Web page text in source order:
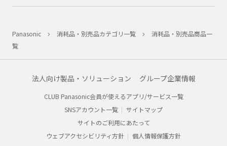
Panasonic 消耗品・別売品カテゴリ一覧
消耗品・別売品商品一
覧
法人向け製品・ソリューション グループ企業情報
CLUB Panasonic会員が使えるアプリ/サービス一覧
SNSアカウント一覧
サイトマップ
サイトのご利用にあたって
ウェブアクセシビリティ方針
個人情報保護方針